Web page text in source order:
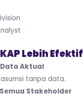
Lebih Efektif
Aktual
tanpa data.
Stakeholder